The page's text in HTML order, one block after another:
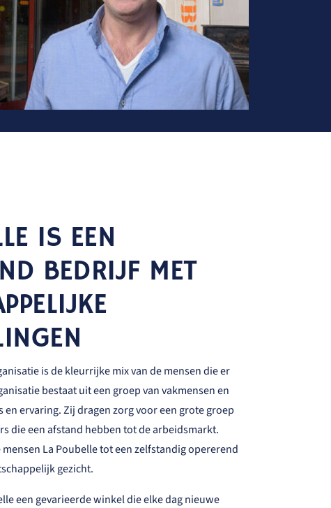
IS EEN
BEDRIJF MET
is de kleurrijke mix van de mensen die er
bestaat uit een groep van vakmensen en
en ervaring. Zij dragen zorg voor een grote groep
die een afstand hebben tot de arbeidsmarkt.
La Poubelle tot een zelfstandig opererend
gezicht.
een gevarieerde winkel die elke dag nieuwe